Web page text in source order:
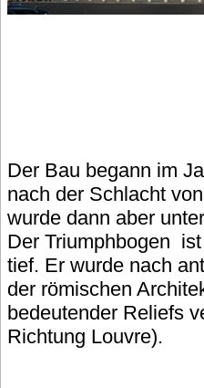
Der Bau begann im
nach der Schlacht
wurde dann aber
Der Triumphbogen
tief. Er wurde nach
der römischen
bedeutender Reliefs
Richtung Louvre).